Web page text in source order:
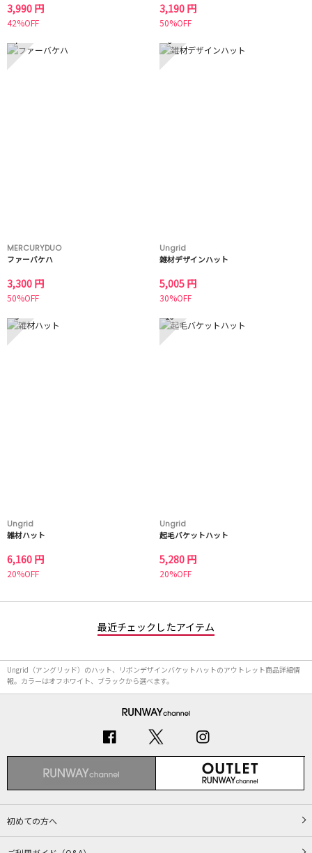
3,990 円
42%OFF
3,190 円
50%OFF
7
MERCURYDUO
ファーバケハ
3,300 円
50%OFF
8
Ungrid
雑材デザインハット
5,005 円
30%OFF
9
Ungrid
雑材ハット
6,160 円
20%OFF
10
Ungrid
起毛バケットハット
5,280 円
20%OFF
最近チェックしたアイテム
Ungrid（アングリッド）のハット、リボンデザインバケットハットのアウトレット商品詳細情
報。カラーはオフホワイト、ブラックから選べます。
初めての方へ